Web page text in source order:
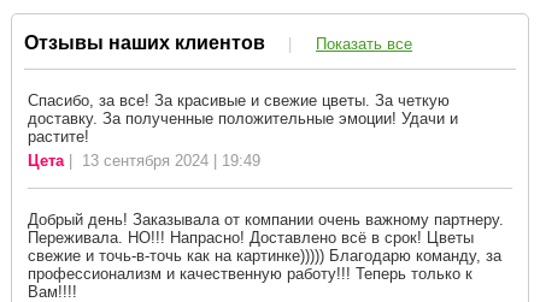
Отзывы наших клиентов | Показать все
Спасибо, за все! За красивые и свежие цветы. За четкую
доставку. За полученные положительные эмоции! Удачи и
растите!
Цета| 13 сентября 2024 | 19:49
Добрый день! Заказывала от компании очень важному партнеру.
Переживала. НО!!! Напрасно! Доставлено всё в срок! Цветы
свежие и точь-в-точь как на картинке))))) Благодарю команду, за
профессионализм и качественную работу!!! Теперь только к
Вам!!!!